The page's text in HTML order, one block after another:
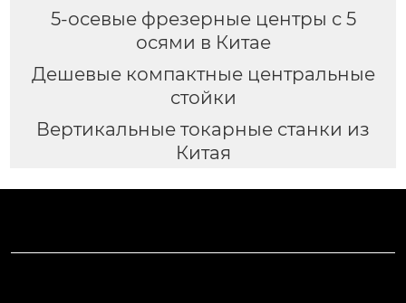
5-осевые фрезерные центры с 5
осями в Китае
Дешевые компактные центральные
стойки
Вертикальные токарные станки из
Китая